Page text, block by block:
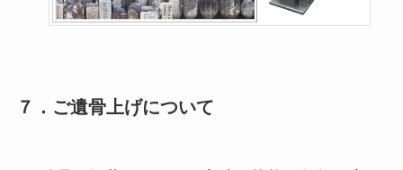
７．ご遺骨上げについて